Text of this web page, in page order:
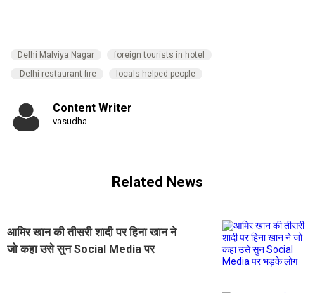
Delhi Malviya Nagar
foreign tourists in hotel
Delhi restaurant fire
locals helped people
Content Writer
vasudha
Related News
आमिर खान की तीसरी शादी पर हिना खान ने
जो कहा उसे सुन Social Media पर